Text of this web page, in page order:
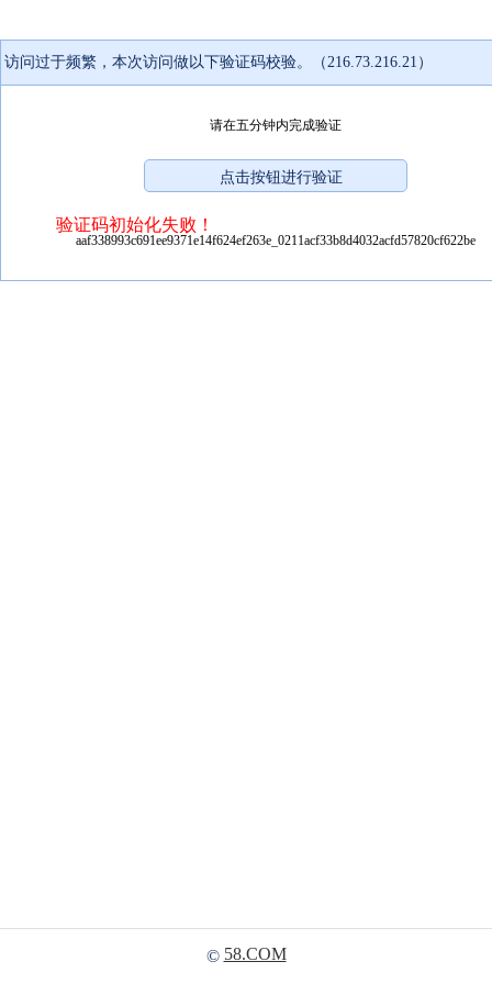
访问过于频繁，本次访问做以下验证码校验。（216.73.216.21）
请在五分钟内完成验证
验证码初始化失败！
aaf338993c691ee9371e14f624ef263e_0211acf33b8d4032acfd57820cf622be
© 58.COM